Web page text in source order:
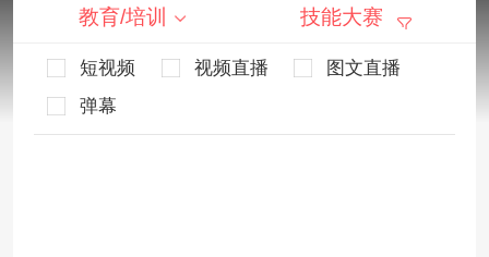
教育/培训 技能大赛
短视频 视频直播
图文直播
弹幕